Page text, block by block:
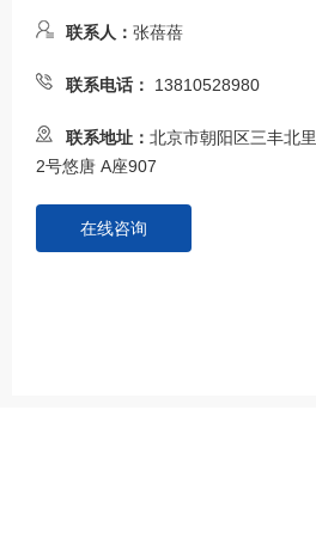
联系人： 张蓓蓓
联系电话： 13810528980
联系地址： 北京市朝阳区三丰北里
2号悠唐 A座907
在线咨询